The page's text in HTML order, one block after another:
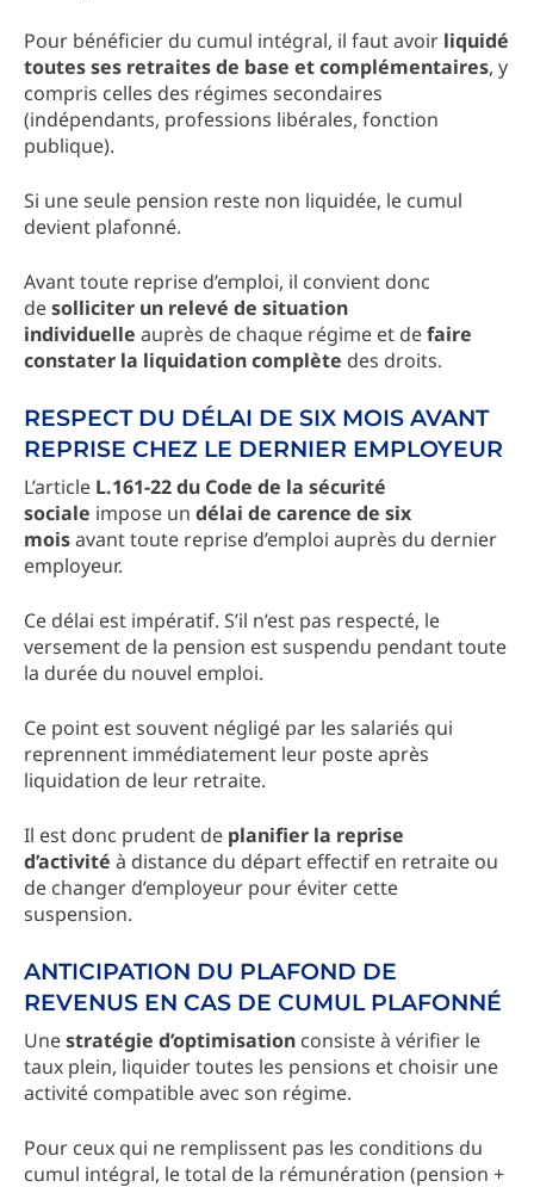
Pour bénéficier du cumul intégral, il faut avoir liquidé
toutes ses retraites de base et complémentaires, y
compris celles des régimes secondaires
(indépendants, professions libérales, fonction
publique).
Si une seule pension reste non liquidée, le cumul
devient plafonné.
Avant toute reprise d’emploi, il convient donc
desolliciter un relevé de situation
individuelle auprès de chaque régime et defaire
constater la liquidation complète des droits.
RESPECT DU DÉLAI DE SIX MOIS AVANT
REPRISE CHEZ LE DERNIER EMPLOYEUR
L’article L.161-22 du Code de la sécurité
sociale impose un délai de carence de six
moisavant toute reprise d’emploi auprès du dernier
employeur.
Ce délai est impératif. S’il n’est pas respecté, le
versement de la pension est suspendu pendant toute
la durée du nouvel emploi.
Ce point est souvent négligé par les salariés qui
reprennent immédiatement leur poste après
liquidation de leur retraite.
Il est donc prudent de planifier la reprise
d’activité à distance du départ effectif en retraite ou
de changer d’employeur pour éviter cette
suspension.
ANTICIPATION DU PLAFOND DE
REVENUS EN CAS DE CUMUL PLAFONNÉ
Unestratégie d’optimisation consiste à vérifier le
taux plein, liquider toutes les pensions et choisir une
activité compatible avec son régime.
Pour ceux qui ne remplissent pas les conditions du
cumul intégral, le total de la rémunération (pension +